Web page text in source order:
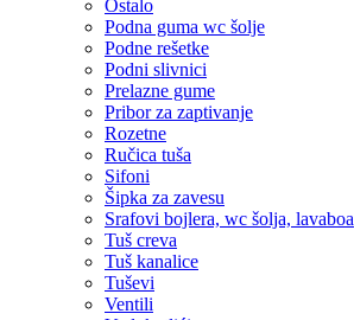
Ostalo
Podna guma wc šolje
Podne rešetke
Podni slivnici
Prelazne gume
Pribor za zaptivanje
Rozetne
Ručica tuša
Sifoni
Šipka za zavesu
Srafovi bojlera, wc šolja, lavaboa
Tuš creva
Tuš kanalice
Tuševi
Ventili